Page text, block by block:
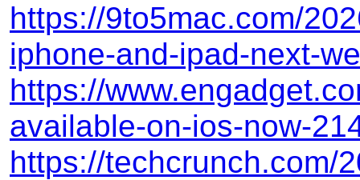
https://9to5mac.com/
iphone-and-ipad-next-
https://
available-on-ios-now-
https://techcrunch.com/